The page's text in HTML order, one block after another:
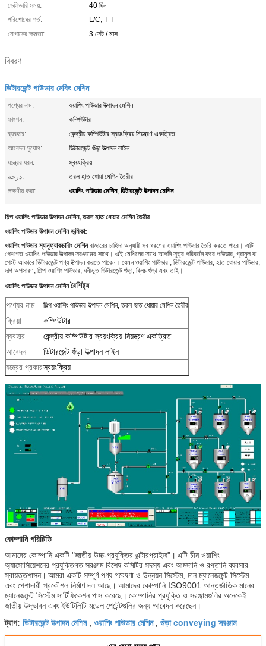
ডেলিভারি সময়:
40 দিন
পরিশোধের শর্ত:
L/C, T T
যোগানের ক্ষমতা:
3 সেট / মাস
বিবরণ
ডিটারজেন্ট পাউডার মেকিং মেশিন
পণ্যের নাম:
ওয়াশিং পাউডার উত্পাদন মেশিন
ফাংশন:
কম্পিউটার
ব্যবহার:
কেন্দ্রীয় কম্পিউটার স্বয়ংক্রিয় নিয়ন্ত্রণ একত্রিত
আবেদন সুযোগ:
ডিটারজেন্ট গুঁড়া উত্পাদন লাইন
যন্ত্রের ধরন:
স্বয়ংক্রিয়
درجه:
তরল হাত ধোয়া মেশিন তৈরীর
লক্ষণীয় করা:
ওয়াশিং পাউডার মেশিন, ডিটারজেন্ট উত্পাদন মেশিন
শিল্প ওয়াশিং পাউডার উত্পাদন মেশিন, তরল হাত ধোয়ার মেশিন তৈরীর
ওয়াশিং পাউডার উত্পাদন মেশিন ভূমিকা:
ওয়াশিং পাউডার ম্যানুফ্যাকচারিং মেশিনবাজারের চাহিদা অনুযায়ী সব ধরণের ওয়াশিং পাউডার তৈরি করতে পারে। এটি
পেশাগত ওয়াশিং পাউডার উত্পাদন সরঞ্জামের সাথে। এই মেশিনের সাথে আপনি সূত্র পরিবর্তন করে পাউডার, গ্রানুল বা
পেস্ট আকারে ডিটারজেন্ট পণ্য উত্পাদন করতে পারেন। যেমন ওয়াশিং পাউডার , ডিটারজেন্ট পাউডার, হাত ধোয়ার পাউডার,
দাগ অপসারণ, শিল্প ওয়াশিং পাউডার, ঘনীভূত ডিটারজেন্ট গুঁড়া, ব্লিচ গুঁড়া এবং তাই।
ওয়াশিং পাউডার উত্পাদন মেশিনবৈশিষ্ট্য
পণ্যের নাম শিল্প ওয়াশিং পাউডার উত্পাদন মেশিন, তরল হাত ধোয়ার মেশিন তৈরীর
ক্রিয়া
কম্পিউটার
ব্যবহার
কেন্দ্রীয় কম্পিউটার স্বয়ংক্রিয় নিয়ন্ত্রণ একত্রিত
আবেদন
ডিটারজেন্ট গুঁড়া উত্পাদন লাইন
যন্ত্রের প্রকারস্বয়ংক্রিয়
কোম্পানি পরিচিতি
আমাদের কোম্পানি একটি "জাতীয় উচ্চ-প্রযুক্তির এন্টারপ্রাইজ"। এটি চীন ওয়াশিং
অ্যাসোসিয়েশনের প্রযুক্তিগত সরঞ্জাম বিশেষ কমিটির সদস্য এবং আমদানি ও রপ্তানি ব্যবসার
স্বায়ত্তশাসন। আমরা একটি সম্পূর্ণ পণ্য গবেষণা ও উন্নয়ন সিস্টেম, মান ম্যানেজমেন্ট সিস্টেম
এবং পেশাদারী প্রকৌশল নির্মাণ দল আছে। আমাদের কোম্পানি ISO9001 আন্তর্জাতিক মানের
ম্যানেজমেন্ট সিস্টেম সার্টিফিকেশন পাস করেছে। কোম্পানির প্রযুক্তি ও সরঞ্জামগুলির অনেকেই
জাতীয় উদ্ভাবন এবং ইউটিলিটি মডেল পেটেন্টগুলির জন্য আবেদন করেছেন।
ট্যাগ: ডিটারজেন্ট উত্পাদন মেশিন, ওয়াশিং পাউডার মেশিন, গুঁড়া conveying সরঞ্জাম